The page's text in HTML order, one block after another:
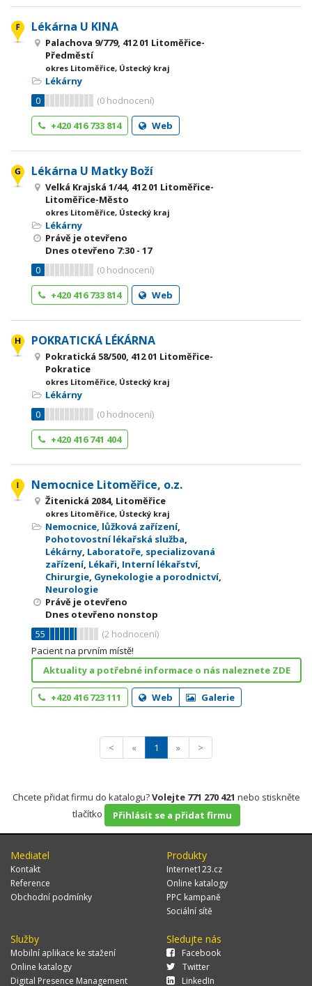
Lékárna U KINA
Palachova 9/779, 412 01 Litoměřice-
Předměstí
okres Litoměřice, Ústecký kraj
Lékárny
0
(0 hodnocení)
+420 416 733 814
Web
Lékárna U Matky Boží
Velká Krajská 1/44, 412 01 Litoměřice-
Litoměřice-Město
okres Litoměřice, Ústecký kraj
Lékárny
Právě je otevřeno
Dnes otevřeno 7:30 - 17
0
(0 hodnocení)
+420 416 733 814
Web
POKRATICKÁ LÉKÁRNA
Pokratická 58/500, 412 01 Litoměřice-
Pokratice
okres Litoměřice, Ústecký kraj
Lékárny
0
(0 hodnocení)
+420 416 741 404
Nemocnice Litoměřice, o.z.
Žitenická 2084, Litoměřice
okres Litoměřice, Ústecký kraj
Nemocnice, lůžková zařízení,
Pohotovostní lékařská služba,
Lékárny, Laboratoře, specializovaná
zařízení, Lékaři, Interní lékařství,
Chirurgie, Gynekologie a porodnictví,
Neurologie
Právě je otevřeno
Dnes otevřeno nonstop
55
(2 hodnocení)
Pacient na prvním místě!
Aktuality a potřebné informace o nás naleznete ZDE
+420 416 723 111 Web Galerie
< « 1 » >
Chcete přidat firmu do katalogu?Volejte 771 270 421 nebo stiskněte
tlačítko
Přihlásit se a přidat firmu
Mediatel
Kontakt
Reference
Obchodní podmínky
Produkty
Internet123.cz
Online katalogy
PPC kampaně
Sociální sítě
Služby
Mobilní aplikace ke stažení
Online katalogy
Digital Presence Management
Sledujte nás
Facebook
Twitter
LinkedIn